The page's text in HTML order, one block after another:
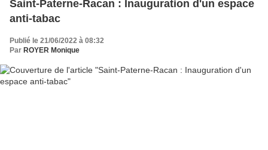
Saint-Paterne-Racan : Inauguration d'un espace
anti-tabac
Publié le 21/06/2022 à 08:32
Par ROYER Monique